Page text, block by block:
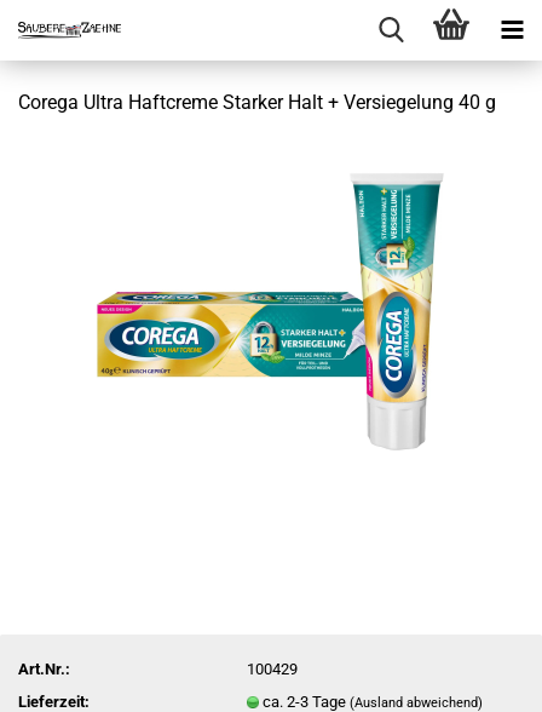
Corega Ultra Haftcreme Starker Halt + Versiegelung 40 g
Art.Nr.:
100429
Lieferzeit:
ca. 2-3 Tage(Ausland abweichend)